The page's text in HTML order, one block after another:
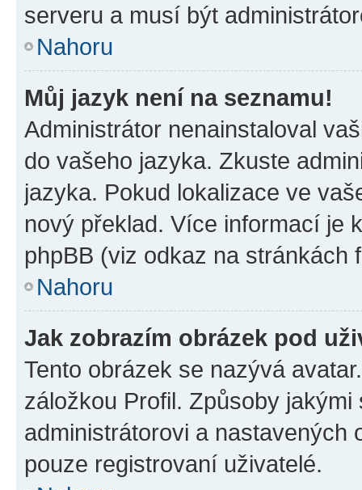
serveru a musí být
Nahoru
Můj jazyk není na seznamu!
Administrátor nenainstaloval
do vašeho jazyka. Zkuste
jazyka. Pokud lokalizace ve
nový překlad. Více informací je
phpBB (viz odkaz na stránkách
Nahoru
Jak zobrazím obrázek pod
Tento obrázek se nazývá
záložkou Profil. Způsoby
administrátorovi a nastavených
pouze registrovaní uživatelé.